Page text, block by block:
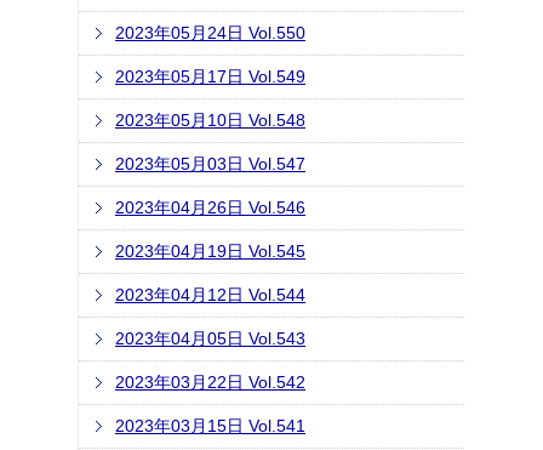
2023年05月24日 Vol.550
2023年05月17日 Vol.549
2023年05月10日 Vol.548
2023年05月03日 Vol.547
2023年04月26日 Vol.546
2023年04月19日 Vol.545
2023年04月12日 Vol.544
2023年04月05日 Vol.543
2023年03月22日 Vol.542
2023年03月15日 Vol.541